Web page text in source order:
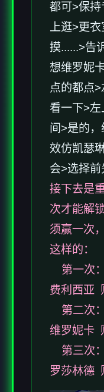
都可>保持
上逛>更
摸......>告
想维罗妮
点的都点
看一下>
间>是的
效仿凯瑟
会>选择前
接下去是
次才能解
须赢一次
这样的：
第一次
费利西亚
第二次
维罗妮卡
第三次
罗莎林德